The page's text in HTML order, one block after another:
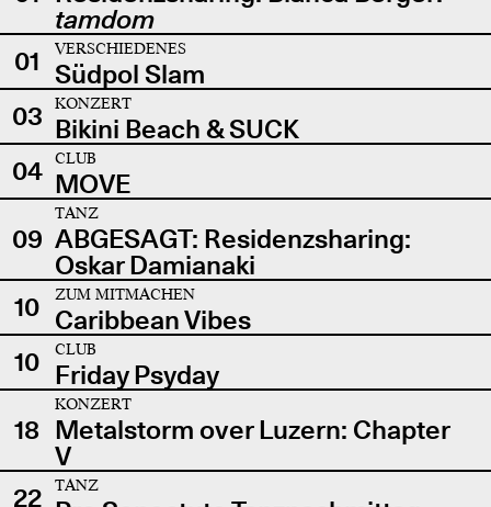
tamdom
01
VERSCHIEDENES
Südpol Slam
03
KONZERT
Bikini Beach & SUCK
04
CLUB
MOVE
09
TANZ
ABGESAGT: Residenzsharing:
Oskar Damianaki
10
ZUM MITMACHEN
Caribbean Vibes
10
CLUB
Friday Psyday
18
KONZERT
Metalstorm over Luzern: Chapter
V
22
TANZ